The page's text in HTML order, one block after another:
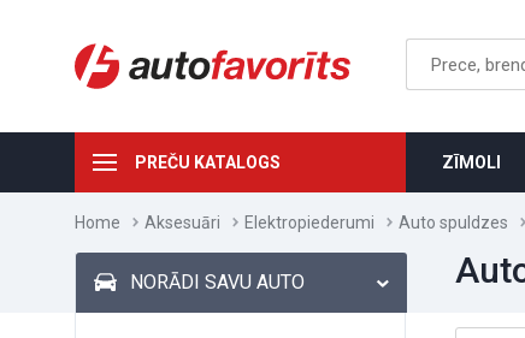
PREČU KATALOGS ZĪMOLI
Home Aksesuāri Elektropiederumi Auto spuldzes
NORĀDI SAVU AUTO